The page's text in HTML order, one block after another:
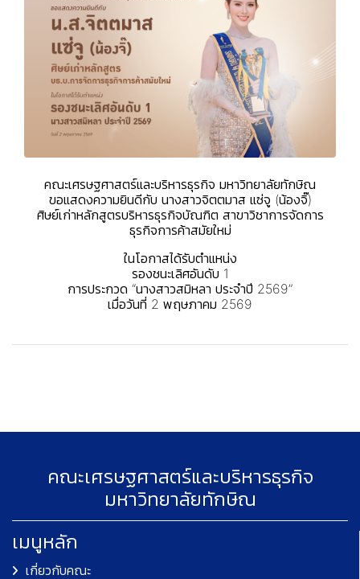
คณะเศรษฐศาสตร์และบริหารธุรกิจ มหาวิทยาลัยทักษิณ
ขอแสดงความยินดีกับ นางสาวจิตตมาส แซ่จู (น้องจิ๊)
ศิษย์เก่าหลักสูตรบริหารธุรกิจบัณฑิต สาขาวิชาการจัดการ
ธุรกิจการค้าสมัยใหม่
ในโอกาสได้รับตำแหน่ง
รองชนะเลิศอันดับ 1
การประกวด “นางสาวสมิหลา ประจำปี 2569”
เมื่อวันที่ 2 พฤษภาคม 2569
คณะเศรษฐศาสตร์และบริหารธุรกิจ
มหาวิทยาลัยทักษิณ
เมนูหลัก
เกี่ยวกับคณะ